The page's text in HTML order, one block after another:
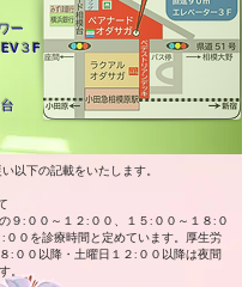
ー
３F
以下の記載をいたします。
９:００～１２:００、１５:００～１８:０
００を診療時間と定めています。厚生労
:００以降・土曜日１２:００以降は夜間
。